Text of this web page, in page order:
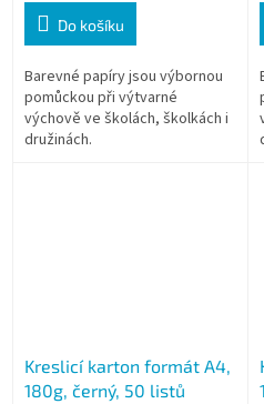
Do košíku
Barevné papíry jsou výbornou
pomůckou při výtvarné
výchově ve školách, školkách i
družinách.
Kreslicí karton formát A4,
180g, černý, 50 listů